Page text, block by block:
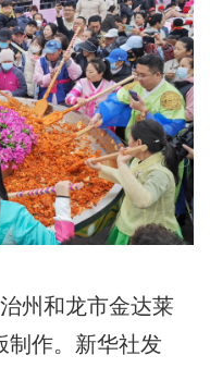
州和龙市金达莱
制作。新华社发